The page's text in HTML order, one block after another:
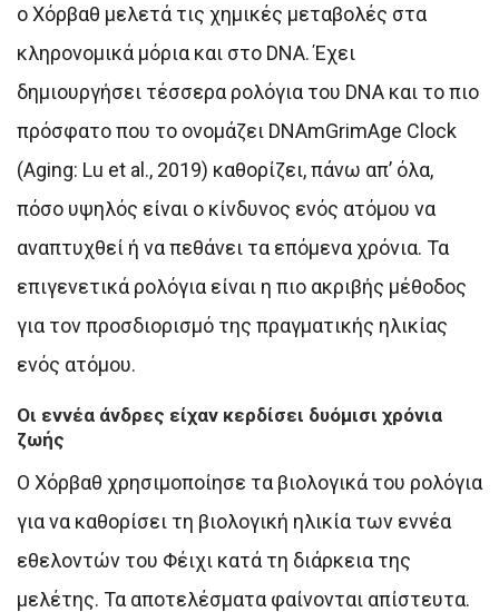
ο Χόρβαθ μελετά τις χημικές μεταβολές στα
κληρονομικά μόρια και στο DNA. Έχει
δημιουργήσει τέσσερα ρολόγια του DNA και το πιο
πρόσφατο που το ονομάζει DNAmGrimAge Clock
(Aging: Lu et al., 2019) καθορίζει, πάνω απ’ όλα,
πόσο υψηλός είναι ο κίνδυνος ενός ατόμου να
αναπτυχθεί ή να πεθάνει τα επόμενα χρόνια. Τα
επιγενετικά ρολόγια είναι η πιο ακριβής μέθοδος
για τον προσδιορισμό της πραγματικής ηλικίας
ενός ατόμου.
Οι εννέα άνδρες είχαν κερδίσει δυόμισι χρόνια
ζωής
Ο Χόρβαθ χρησιμοποίησε τα βιολογικά του ρολόγια
για να καθορίσει τη βιολογική ηλικία των εννέα
εθελοντών του Φέιχι κατά τη διάρκεια της
μελέτης. Τα αποτελέσματα φαίνονται απίστευτα.